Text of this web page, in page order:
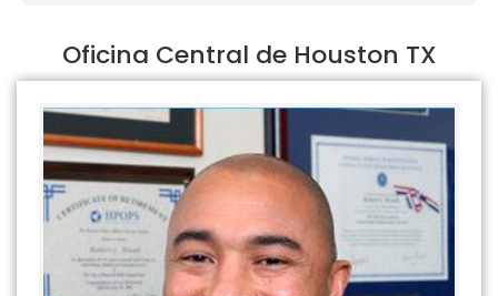
Oficina Central de Houston TX